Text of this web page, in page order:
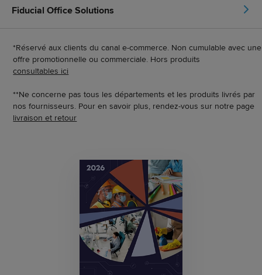
Fiducial Office Solutions
*Réservé aux clients du canal e-commerce. Non cumulable avec une
offre promotionnelle ou commerciale. Hors produits
consultables ici
**Ne concerne pas tous les départements et les produits livrés par
nos fournisseurs. Pour en savoir plus, rendez-vous sur notre page
livraison et retour